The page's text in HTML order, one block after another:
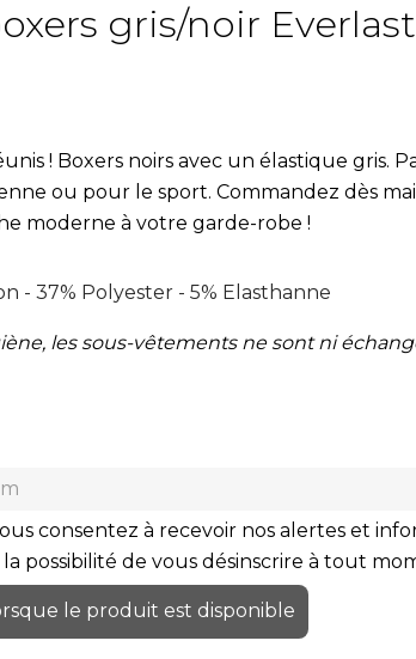
gris/noir Everlast
! Boxers noirs avec un élastique gris.
ou pour le sport. Commandez dès
moderne à votre garde-robe !
- 37% Polyester - 5% Elasthanne
les sous-vêtements ne sont ni
consentez à recevoir nos alertes et
la possibilité de vous désinscrire à tout
le produit est disponible